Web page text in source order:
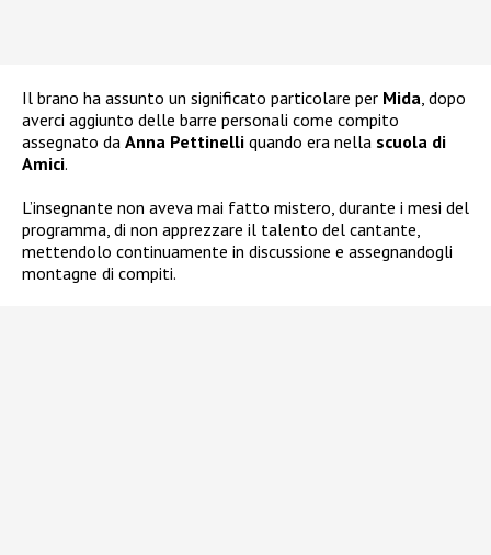
Il brano ha assunto un significato particolare per Mida , dopo
averci aggiunto delle barre personali come compito
assegnato da Anna Pettinelli quando era nella scuola di
Amici.
L’insegnante non aveva mai fatto mistero, durante i mesi del
programma, di non apprezzare il talento del cantante,
mettendolo continuamente in discussione e assegnandogli
montagne di compiti.